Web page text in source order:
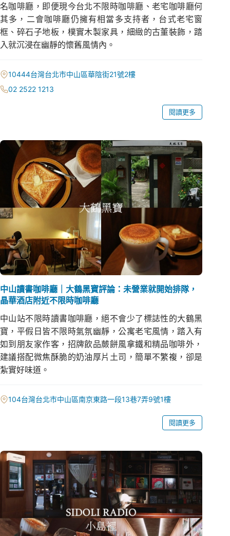
名咖啡廳，即便現今台北不限時咖啡廳、老宅咖啡廳何
其多，二會咖啡廳仍擁有相當多支持者，台式老宅窗
框、碎石子地板，樸實木製家具，細緻的古董裝飾，踏
入就沉浸在幽靜的懷舊風情內。
10444台灣台北市中山區華陰街21號2樓
02 2522 1213
閱讀更多
中山讀書咖啡廳｜大鶴黑寶評論：未營業就開始排隊，
晶華酒店附近不限時咖啡廳
中山站不限時讀書咖啡廳，絕不會少了標誌性的大鶴黑
寶，平假日皆不限時氣氛幽靜，公寓老宅風情，踏入有
如到朋友家作客，招牌飲品蕨餅風拿鐵和精品咖啡外，
建議搭配微焦酥脆的奶油厚片土司，簡單不繁複，卻是
紮實好味道。
104台灣台北市中山區南京東路一段13巷7弄9號1樓
閱讀更多